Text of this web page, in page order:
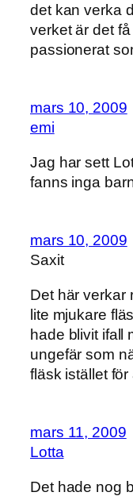
det kan verka
verket är det
passionerat
mars 10, 2009
emi
Jag har sett
fanns inga
mars 10, 2009
Saxit
Det här verkar
lite mjukare
hade blivit ifall
ungefär som
fläsk istället
mars 11, 2009
Lotta
Det hade nog